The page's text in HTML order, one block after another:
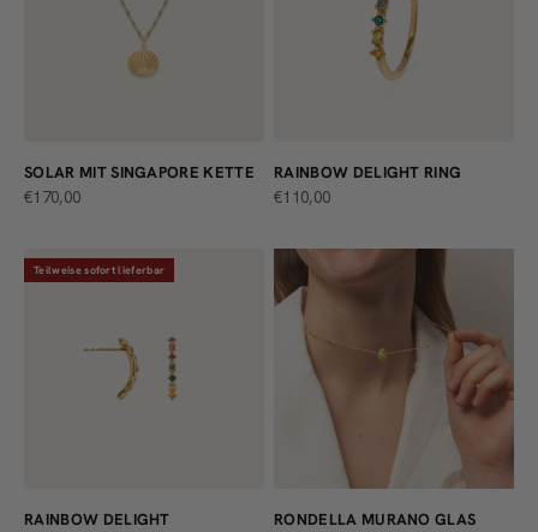
SOLAR MIT SINGAPORE KETTE
ANGEBOT
€170,00
RAINBOW DELIGHT RING
ANGEBOT
€110,00
Teilweise sofort lieferbar
RAINBOW DELIGHT RONDELLA MURANO GLAS